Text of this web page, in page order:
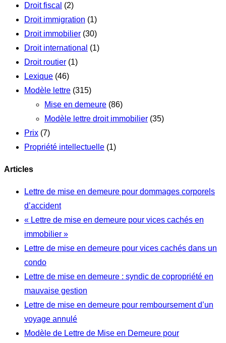
Droit fiscal (2)
Droit immigration (1)
Droit immobilier (30)
Droit international (1)
Droit routier (1)
Lexique (46)
Modèle lettre (315)
Mise en demeure (86)
Modèle lettre droit immobilier (35)
Prix (7)
Propriété intellectuelle (1)
Articles
Lettre de mise en demeure pour dommages corporels
d’accident
« Lettre de mise en demeure pour vices cachés en
immobilier »
Lettre de mise en demeure pour vices cachés dans un
condo
Lettre de mise en demeure : syndic de copropriété en
mauvaise gestion
Lettre de mise en demeure pour remboursement d’un
voyage annulé
Modèle de Lettre de Mise en Demeure pour